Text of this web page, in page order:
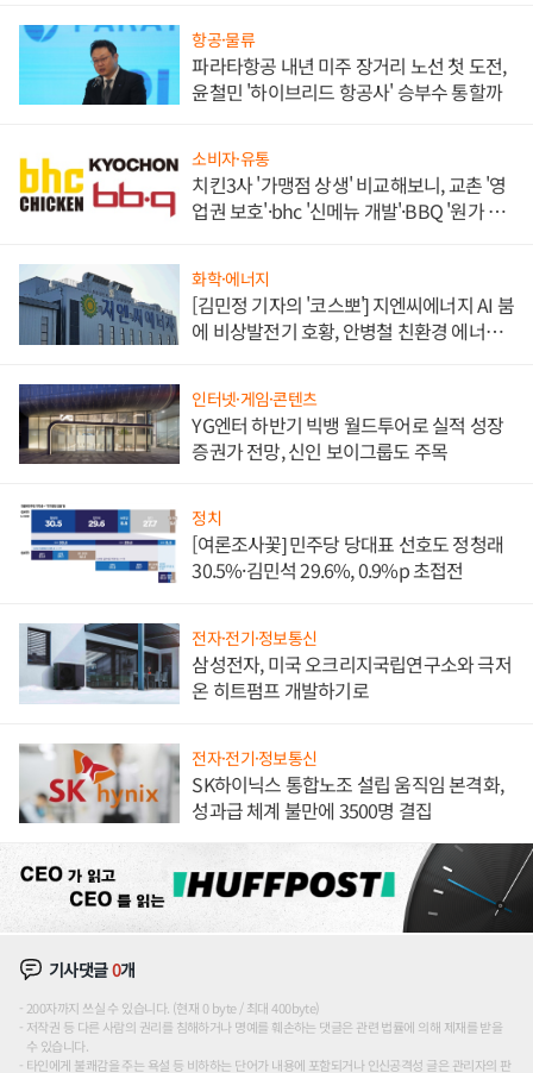
항공·물류
파라타항공 내년 미주 장거리 노선 첫 도전,
윤철민 '하이브리드 항공사' 승부수 통할까
소비자·유통
치킨3사 '가맹점 상생' 비교해보니, 교촌 '영
업권 보호'·bhc '신메뉴 개발'·BBQ '원가 부
화학·에너지
[김민정 기자의 '코스뽀'] 지엔씨에너지 AI 붐
에 비상발전기 호황, 안병철 친환경 에너지
인터넷·게임·콘텐츠
YG엔터 하반기 빅뱅 월드투어로 실적 성장
증권가 전망, 신인 보이그룹도 주목
정치
[여론조사꽃] 민주당 당대표 선호도 정청래
30.5%·김민석 29.6%, 0.9%p 초접전
전자·전기·정보통신
삼성전자, 미국 오크리지국립연구소와 극저
온 히트펌프 개발하기로
전자·전기·정보통신
SK하이닉스 통합노조 설립 움직임 본격화,
성과급 체계 불만에 3500명 결집
기사댓글0개
200자까지 쓰실 수 있습니다. (현재 0 byte / 최대 400byte)
저작권 등 다른 사람의 권리를 침해하거나 명예를 훼손하는 댓글은 관련 법률에 의해 제재를 받을
수 있습니다.
타인에게 불쾌감을 주는 욕설 등 비하하는 단어가 내용에 포함되거나 인신공격성 글은 관리자의 판